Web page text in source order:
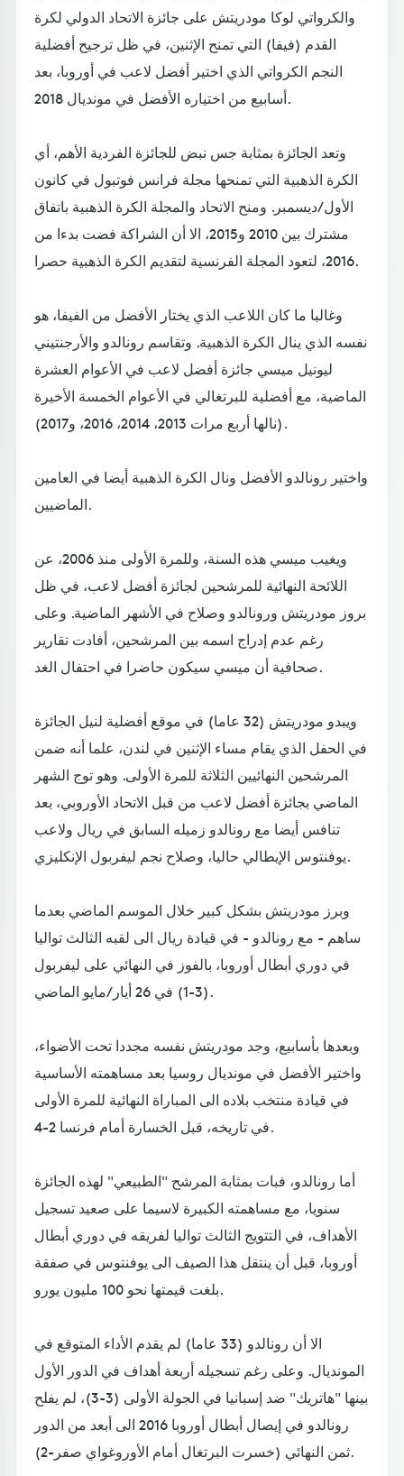
والكرواتي لوكا مودريتش على جائزة الاتحاد الدولي لكرة
القدم (فيفا) التي تمنح الإثنين، في ظل ترجيح أفضلية
النجم الكرواتي الذي اختير أفضل لاعب في أوروبا، بعد
أسابيع من اختياره الأفضل في مونديال 2018.
وتعد الجائزة بمثابة جس نبض للجائزة الفردية الأهم، أي
الكرة الذهبية التي تمنحها مجلة فرانس فوتبول في كانون
الأول/ديسمبر. ومنح الاتحاد والمجلة الكرة الذهبية باتفاق
مشترك بين 2010 و2015، الا أن الشراكة فضت بدءا من
2016، لتعود المجلة الفرنسية لتقديم الكرة الذهبية حصرا.
وغالبا ما كان اللاعب الذي يختار الأفضل من الفيفا، هو
نفسه الذي ينال الكرة الذهبية. وتقاسم رونالدو والأرجنتيني
ليونيل ميسي جائزة أفضل لاعب في الأعوام العشرة
الماضية، مع أفضلية للبرتغالي في الأعوام الخمسة الأخيرة
(نالها أربع مرات 2013، 2014، 2016، و2017).
واختير رونالدو الأفضل ونال الكرة الذهبية أيضا في العامين
الماضيين.
ويغيب ميسي هذه السنة، وللمرة الأولى منذ 2006، عن
اللائحة النهائية للمرشحين لجائزة أفضل لاعب، في ظل
بروز مودريتش ورونالدو وصلاح في الأشهر الماضية. وعلى
رغم عدم إدراج اسمه بين المرشحين، أفادت تقارير
صحافية أن ميسي سيكون حاضرا في احتفال الغد.
ويبدو مودريتش (32 عاما) في موقع أفضلية لنيل الجائزة
في الحفل الذي يقام مساء الإثنين في لندن، علما أنه ضمن
المرشحين النهائيين الثلاثة للمرة الأولى. وهو توج الشهر
الماضي بجائزة أفضل لاعب من قبل الاتحاد الأوروبي، بعد
تنافس أيضا مع رونالدو زميله السابق في ريال ولاعب
يوفنتوس الإيطالي حاليا، وصلاح نجم ليفربول الإنكليزي.
وبرز مودريتش بشكل كبير خلال الموسم الماضي بعدما
ساهم - مع رونالدو - في قيادة ريال الى لقبه الثالث تواليا
في دوري أبطال أوروبا، بالفوز في النهائي على ليفربول
(3-1) في 26 أيار/مايو الماضي.
وبعدها بأسابيع، وجد مودريتش نفسه مجددا تحت الأضواء،
واختير الأفضل في مونديال روسيا بعد مساهمته الأساسية
في قيادة منتخب بلاده الى المباراة النهائية للمرة الأولى
في تاريخه، قبل الخسارة أمام فرنسا 2-4.
أما رونالدو، فبات بمثابة المرشح "الطبيعي" لهذه الجائزة
سنويا، مع مساهمته الكبيرة لاسيما على صعيد تسجيل
الأهداف، في التتويج الثالث تواليا لفريقه في دوري أبطال
أوروبا، قبل أن ينتقل هذا الصيف الى يوفنتوس في صفقة
بلغت قيمتها نحو 100 مليون يورو.
الا أن رونالدو (33 عاما) لم يقدم الأداء المتوقع في
المونديال. وعلى رغم تسجيله أربعة أهداف في الدور الأول
بينها "هاتريك" ضد إسبانيا في الجولة الأولى (3-3)، لم يفلح
رونالدو في إيصال أبطال أوروبا 2016 الى أبعد من الدور
ثمن النهائي (خسرت البرتغال أمام الأوروغواي صفر-2).